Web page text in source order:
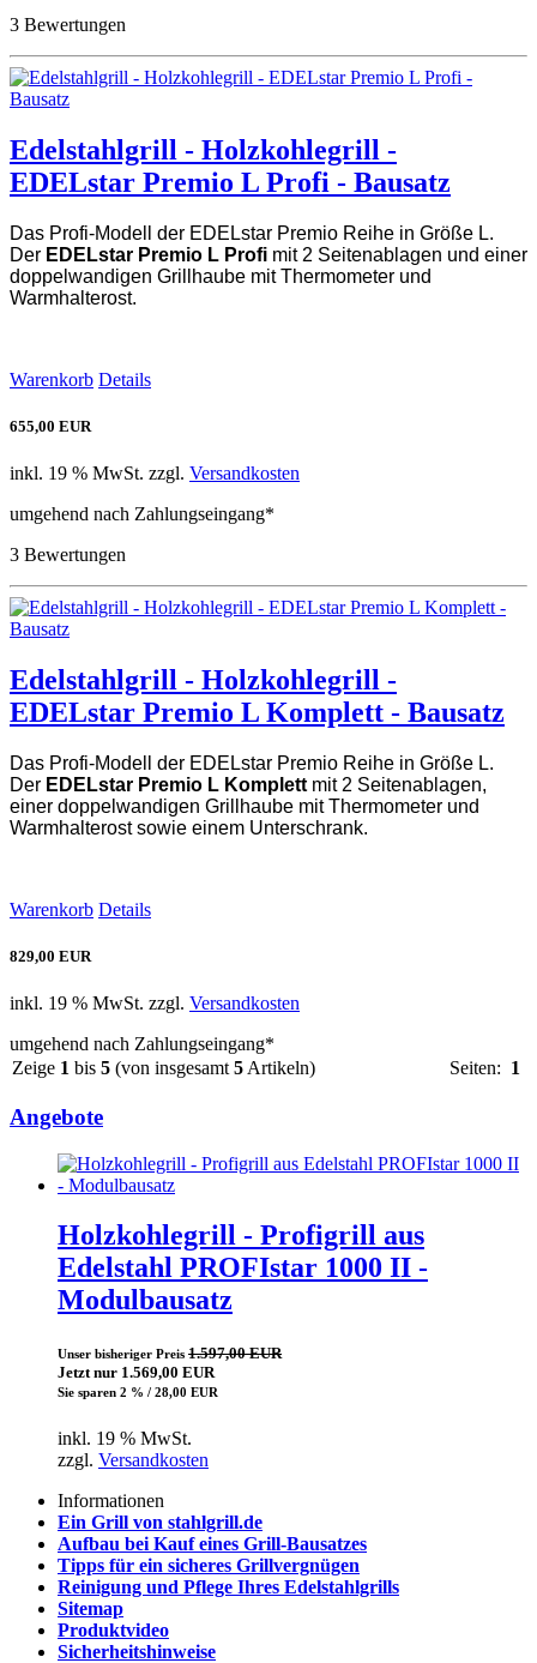
3 Bewertungen
Edelstahlgrill - Holzkohlegrill -
EDELstar Premio L Profi - Bausatz
Das Profi-Modell der EDELstar Premio Reihe in Größe L.
Der EDELstar Premio L Profi mit 2 Seitenablagen und einer
doppelwandigen Grillhaube mit Thermometer und
Warmhalterost.
Warenkorb Details
655,00 EUR
inkl. 19 % MwSt. zzgl. Versandkosten
umgehend nach Zahlungseingang*
3 Bewertungen
Edelstahlgrill - Holzkohlegrill -
EDELstar Premio L Komplett - Bausatz
Das Profi-Modell der EDELstar Premio Reihe in Größe L.
Der EDELstar Premio L Komplett mit 2 Seitenablagen,
einer doppelwandigen Grillhaube mit Thermometer und
Warmhalterost sowie einem Unterschrank.
Warenkorb Details
829,00 EUR
inkl. 19 % MwSt. zzgl. Versandkosten
umgehend nach Zahlungseingang*
Zeige 1 bis 5 (von insgesamt 5 Artikeln) Seiten: 1
Angebote
Holzkohlegrill - Profigrill aus
Edelstahl PROFIstar 1000 II -
Modulbausatz
Unser bisheriger Preis 1.597,00 EUR
Jetzt nur 1.569,00 EUR
Sie sparen 2 % / 28,00 EUR
inkl. 19 % MwSt.
zzgl. Versandkosten
Informationen
Ein Grill von stahlgrill.de
Aufbau bei Kauf eines Grill-Bausatzes
Tipps für ein sicheres Grillvergnügen
Reinigung und Pflege Ihres Edelstahlgrills
Sitemap
Produktvideo
Sicherheitshinweise